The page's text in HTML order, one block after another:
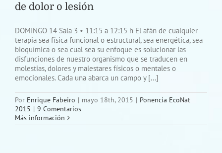
de dolor o lesión
DOMINGO 14 Sala 3 • 11:15 a 12:15 h El afán de cualquier
terapia sea física funcional o estructural, sea energética, sea
bioquímica o sea cual sea su enfoque es solucionar las
disfunciones de nuestro organismo que se traducen en
molestias, dolores y malestares físicos o mentales o
emocionales. Cada una abarca un campo y [...]
Por Enrique Fabeiro | mayo 18th, 2015 | Ponencia EcoNat
2015 | 9 Comentarios
Más información